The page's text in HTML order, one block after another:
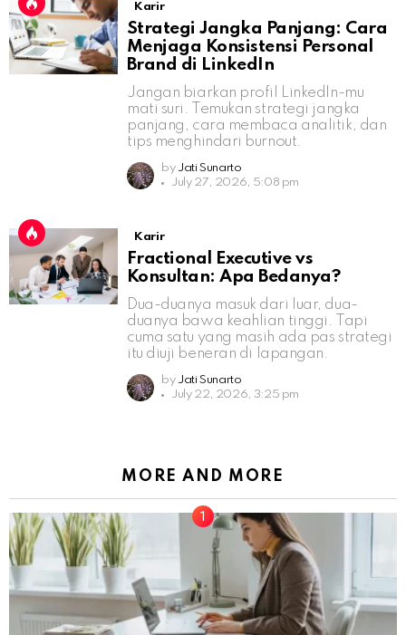
Karir
Strategi Jangka Panjang: Cara
Menjaga Konsistensi Personal
Brand di LinkedIn
Jangan biarkan profil LinkedIn-mu
mati suri. Temukan strategi jangka
panjang, cara membaca analitik, dan
tips menghindari burnout.
by Jati Sunarto
July 27, 2026, 5:08 pm
Karir
Fractional Executive vs
Konsultan: Apa Bedanya?
Dua-duanya masuk dari luar, dua-
duanya bawa keahlian tinggi. Tapi
cuma satu yang masih ada pas strategi
itu diuji beneran di lapangan.
by Jati Sunarto
July 22, 2026, 3:25 pm
MORE AND MORE